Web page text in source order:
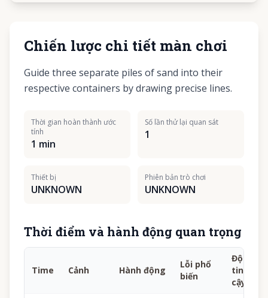
Chiến lược chi tiết màn chơi
Guide three separate piles of sand into their
respective containers by drawing precise lines.
Thời gian hoàn thành ước
tính
1 min
Số lần thử lại quan sát
1
Thiết bị
UNKNOWN
Phiên bản trò chơi
UNKNOWN
Thời điểm và hành động quan trọng
Time Cảnh Hành động
Lỗi phổ
biến
Độ
tin
cậy